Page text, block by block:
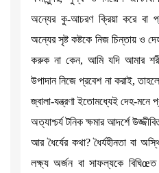
অন্যের কু-আচরণ ক্রিয়া করে বা
অন্যের সৃষ্ট কষ্টকে নিজ চিন্তায় ও
করুক না কেন, আমি যদি আমার
উপাদান নিজে প্রবেশ না করাই,
জ্বালা-যন্ত্রণা ইতোমধ্যেই দেহ-মনে
অত্যাশ্চর্য টনিক ক্ষমার আদর্শে
আর ধৈর্যের কথা? ধৈর্যহীনতা বা
লক্ষ্য অর্জন বা সাফল্যকে